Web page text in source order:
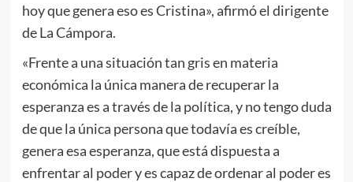
hoy que genera eso es Cristina», afirmó el dirigente
de La Cámpora.
«Frente a una situación tan gris en materia
económica la única manera de recuperar la
esperanza es a través de la política, y no tengo duda
de que la única persona que todavía es creíble,
genera esa esperanza, que está dispuesta a
enfrentar al poder y es capaz de ordenar al poder es